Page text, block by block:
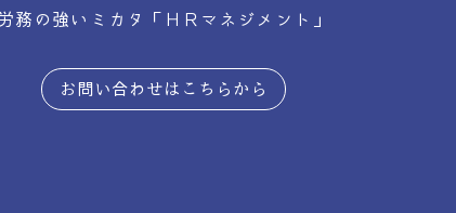
務の強いミカタ「 ＨＲマネジメント 」
お問い合わせはこちらから